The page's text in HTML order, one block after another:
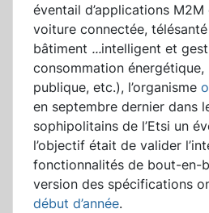
éventail d’applications
voiture connectée,
bâtiment ...intelligent et
consommation
publique, etc.), l’organisme
en septembre dernier dans
sophipolitains de l’Etsi un
l’objectif était de valider
fonctionnalités de bout-en-
version des spécifications
début d’année.